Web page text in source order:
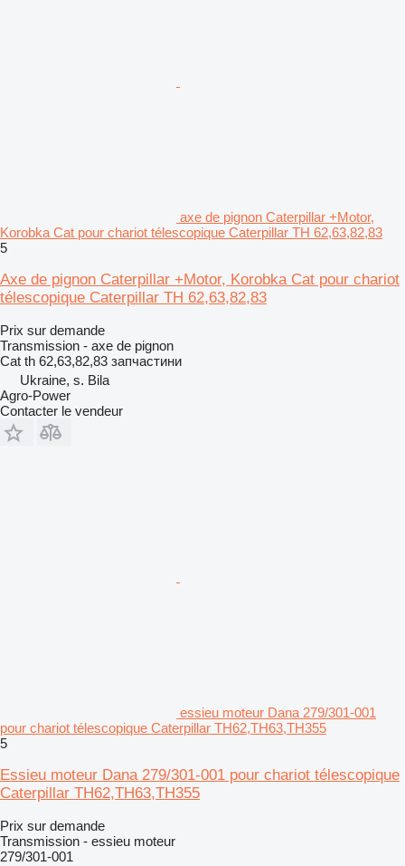
axe de pignon Caterpillar +Motor,
Korobka Cat pour chariot télescopique Caterpillar TH 62,63,82,83
5
Axe de pignon Caterpillar +Motor, Korobka Cat pour chariot
télescopique Caterpillar TH 62,63,82,83
Prix sur demande
Transmission - axe de pignon
Cat th 62,63,82,83 запчастини
Ukraine, s. Bila
Agro-Power
Contacter le vendeur
essieu moteur Dana 279/301-001
pour chariot télescopique Caterpillar TH62,TH63,TH355
5
Essieu moteur Dana 279/301-001 pour chariot télescopique
Caterpillar TH62,TH63,TH355
Prix sur demande
Transmission - essieu moteur
279/301-001